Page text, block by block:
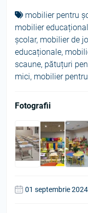
mobilier pentru
mobilier educațional
școlar, mobilier de
educaționale,
scaune, pătuțuri
mici, mobilier
Fotografii
01 septembrie